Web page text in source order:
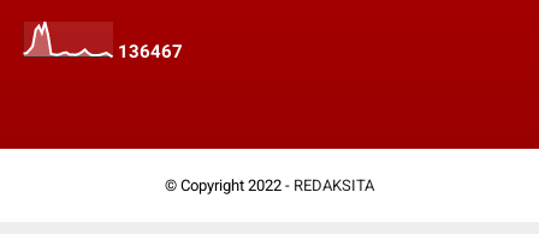
136467
© Copyright 2022 - REDAKSITA